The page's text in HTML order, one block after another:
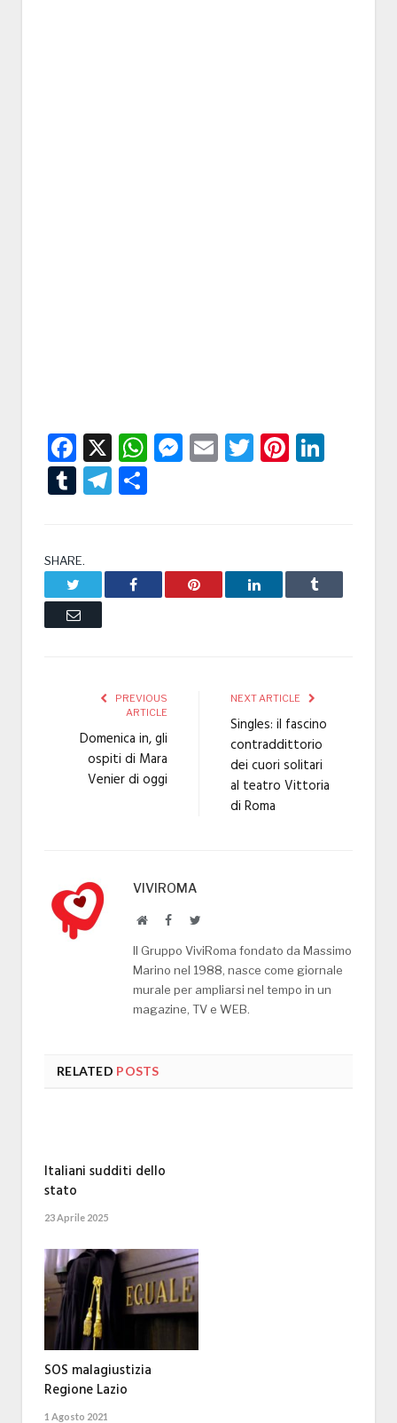
Facebook
X WhatsApp
Messenger
EmailTwitter
TumblrTelegram
SHARE.
Facebook Pinterest LinkedIn Tumblr
Email
PREVIOUS
ARTICLE
Domenica in, gli
ospiti di Mara
Venier di oggi
NEXT ARTICLE
Singles: il fascino
contraddittorio
dei cuori solitari
al teatro Vittoria
di Roma
VIVIROMA
WebsiteFacebookTwitter
Il Gruppo ViviRoma fondato da Massimo
Marino nel 1988, nasce come giornale
murale per ampliarsi nel tempo in un
magazine, TV e WEB.
RELATED POSTS
Italiani sudditi dello
stato
23 Aprile 2025
SOS malagiustizia
Regione Lazio
1 Agosto 2021